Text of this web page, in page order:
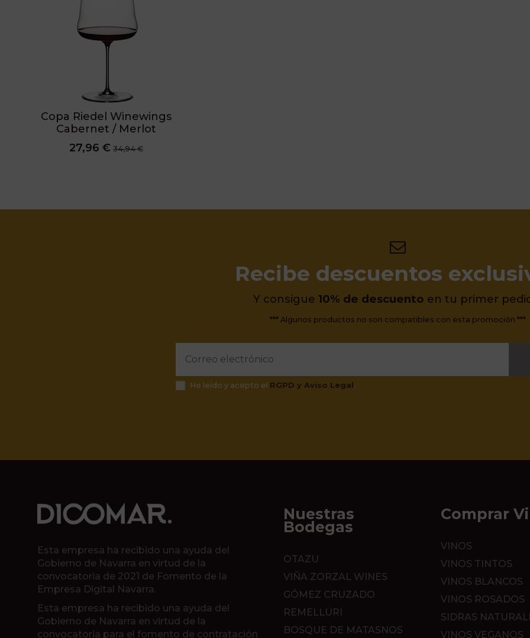
Copa Riedel Winewings
Cabernet / Merlot
27,96 € 34,94 €
Recibe descuentos
Y consigue 10% de descuento en tu primer
*** Algunos productos no son compatibles con esta promoción ***
He leído y acepto el RGPD y Aviso Legal .
Esta empresa ha recibido una ayuda del
Gobierno de Navarra en virtud de la
convocatoria de 2021 de Fomento de la
Empresa Digital Navarra.
Esta empresa ha recibido una ayuda del
Gobierno de Navarra en virtud de la
convocatoria para el fomento de contratación
Nuestras
Bodegas
OTAZU
VIÑA ZORZAL WINES
GÓMEZ CRUZADO
REMELLURI
BOSQUE DE MATASNOS
Comprar
VINOS
VINOS TINTOS
VINOS BLANCOS
VINOS ROSADOS
SIDRAS
VINOS VEGANOS